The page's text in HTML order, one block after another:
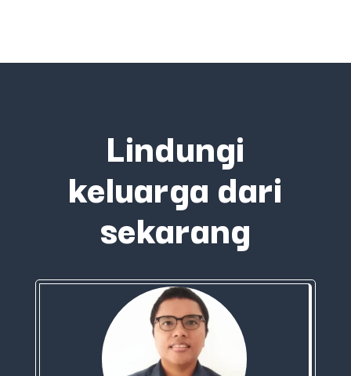
Lindungi
keluarga dari
sekarang